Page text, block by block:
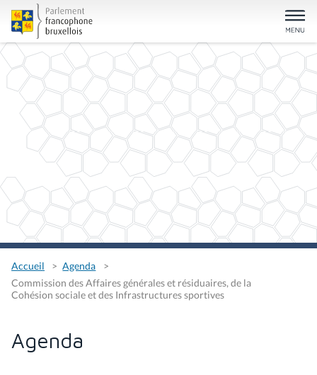
Accueil
Agenda
Commission des Affaires générales et résiduaires, de la
Cohésion sociale et des Infrastructures sportives
Agenda